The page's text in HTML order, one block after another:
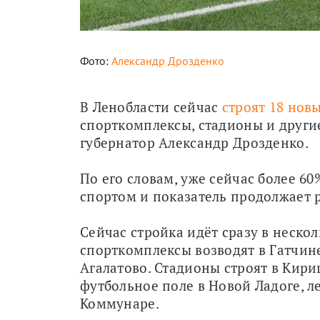
Фото: Александр Дрозденко
В Ленобласти сейчас строят 18
спорткомплексы, стадионы и
губернатор Александр Дрозденко.
По его словам, уже сейчас более
спортом и показатель продолжает
Сейчас стройка идёт сразу в
спорткомплексы возводят в
Агалатово. Стадионы строят в
футбольное поле в Новой Ладоге,
Коммунаре.